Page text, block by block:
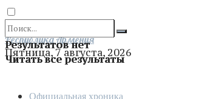
Результатов нет
Читать все результаты
Отправить
Республика Армения
Пятница, 7 августа, 2026
Официальная хроника